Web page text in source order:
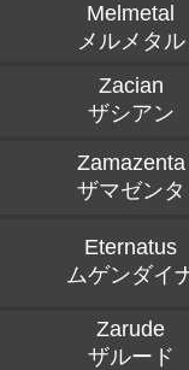
Melmetal
メルメタル
Zacian
ザシアン
Zamazenta
ザマゼンタ
Eternatus
ムゲンダイ
Zarude
ザルード